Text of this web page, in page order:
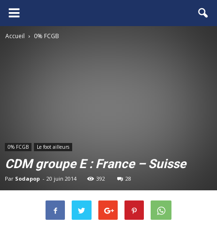
FCGB.net
Accueil 0% FCGB
0% FCGB Le foot ailleurs
CDM groupe E : France – Suisse
Par Sodapop - 20 juin 2014 392 28